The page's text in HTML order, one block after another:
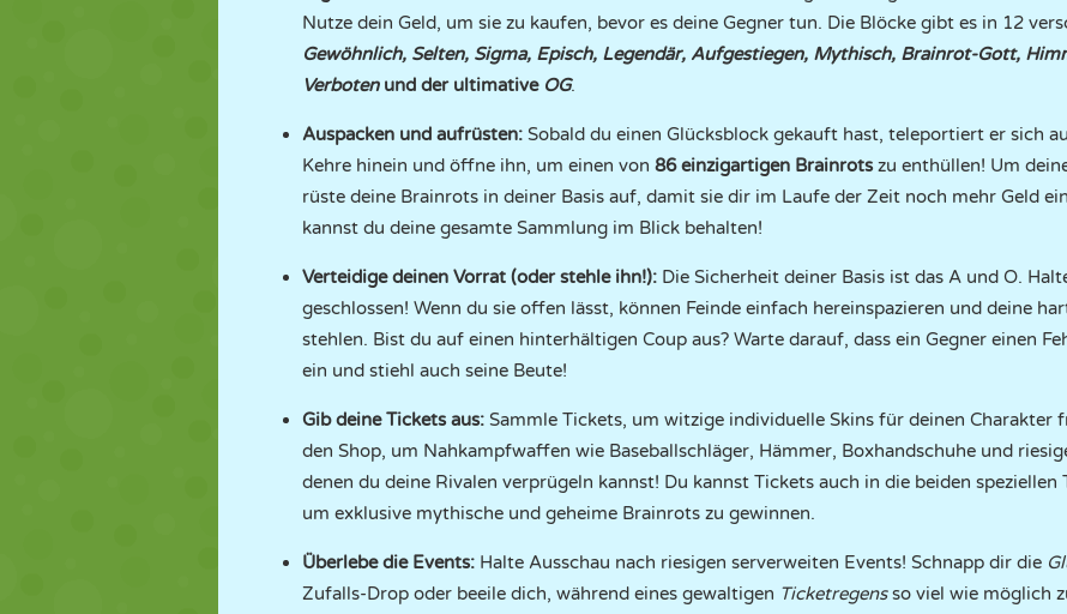
Nutze dein Geld, um sie zu kaufen, bevor es deine Gegner tun. Die Blöcke gibt es in 12
Gewöhnlich, Selten, Sigma, Episch, Legendär, Aufgestiegen, Mythisch, Brainrot-Gott,
Verbotenund der ultimative OG.
Auspacken und aufrüsten: Sobald du einen Glücksblock gekauft hast, teleportiert er sich
Kehre hinein und öffne ihn, um einen von 86 einzigartigen Brainrotszu enthüllen! Um
rüste deine Brainrots in deiner Basis auf, damit sie dir im Laufe der Zeit noch mehr Geld
kannst du deine gesamte Sammlung im Blick behalten!
Verteidige deinen Vorrat (oder stehle ihn!): Die Sicherheit deiner Basis ist das A und O.
geschlossen! Wenn du sie offen lässt, können Feinde einfach hereinspazieren und deine
stehlen. Bist du auf einen hinterhältigen Coup aus? Warte darauf, dass ein Gegner einen
ein und stiehl auch seine Beute!
Gib deine Tickets aus: Sammle Tickets, um witzige individuelle Skins für deinen Charakter
den Shop, um Nahkampfwaffen wie Baseballschläger, Hämmer, Boxhandschuhe und
denen du deine Rivalen verprügeln kannst! Du kannst Tickets auch in die beiden
um exklusive mythische und geheime Brainrots zu gewinnen.
Überlebe die Events: Halte Ausschau nach riesigen serverweiten Events! Schnapp dir die
Zufalls-Drop oder beeile dich, während eines gewaltigen Ticketregensso viel wie möglich